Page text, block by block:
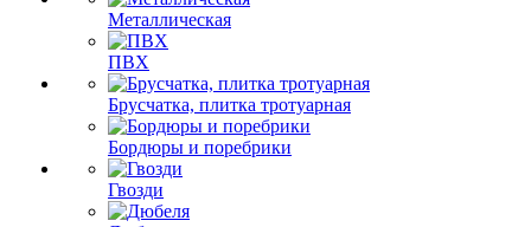
Металлическая
ПВХ
Брусчатка, плитка тротуарная
Бордюры и поребрики
Гвозди